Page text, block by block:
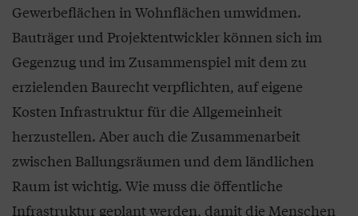
Gewerbeflächen in Wohnflächen umwidmen.
Bauträger und Projektentwickler können sich im
Gegenzug und im Zusammenspiel mit dem zu
erzielenden Baurecht verpflichten, auf eigene
Kosten Infrastruktur für die Allgemeinheit
herzustellen. Aber auch die Zusammenarbeit
zwischen Ballungsräumen und dem ländlichen
Raum ist wichtig. Wie muss die öffentliche
Infrastruktur geplant werden, damit die Menschen